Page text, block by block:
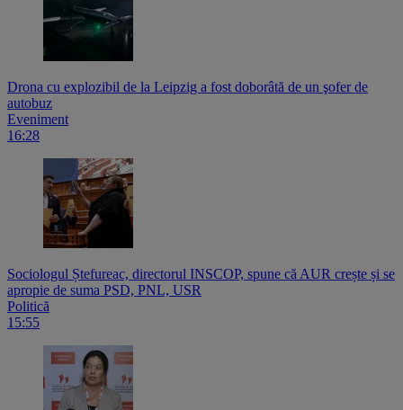
Drona cu explozibil de la Leipzig a fost doborâtă de un şofer de
autobuz
Eveniment
16:28
Sociologul Ștefureac, directorul INSCOP, spune că AUR crește și se
apropie de suma PSD, PNL, USR
Politică
15:55